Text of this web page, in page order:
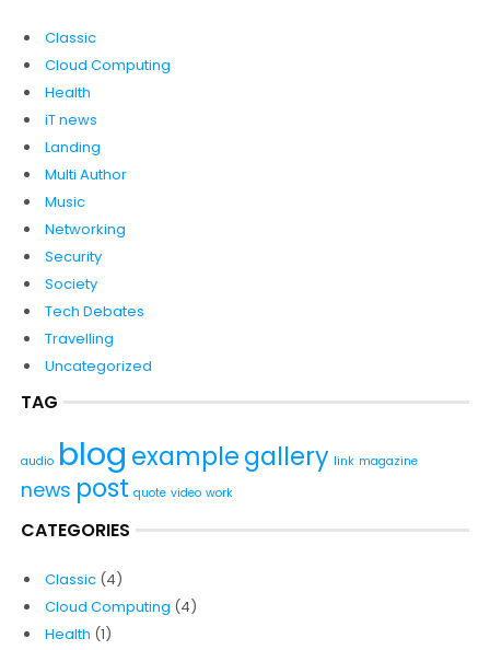
Classic
Cloud Computing
Health
iT news
Landing
Multi Author
Music
Networking
Security
Society
Tech Debates
Travelling
Uncategorized
TAG
audio blog examplegallery link magazine
news post quote video work
CATEGORIES
Classic(4)
Cloud Computing (4)
Health (1)